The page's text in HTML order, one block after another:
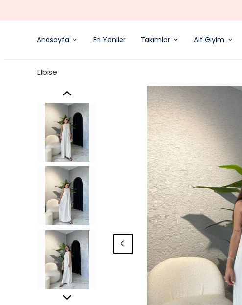
Anasayfa En Yeniler Takımlar Alt Giyim
Elbise